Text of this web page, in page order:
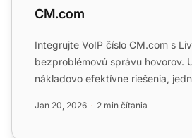
CM.com
Integrujte VoIP číslo CM.com s
bezproblémovú správu hovorov.
nákladovo efektívne riešenia,
Jan 20, 2026 2 min čítania